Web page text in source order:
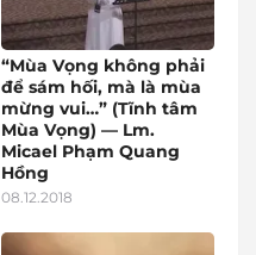
“Mùa Vọng không phải
để sám hối, mà là mùa
mừng vui…” (Tĩnh tâm
Mùa Vọng) — Lm.
Micael Phạm Quang
Hồng
08.12.2018